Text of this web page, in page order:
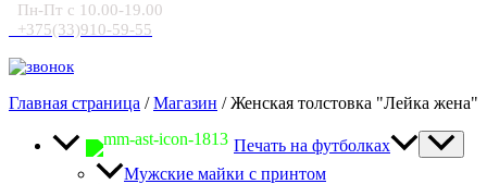
Пн-Пт с 10.00-19.00
+375(33)910-59-55
Главная страница /Магазин /Женская толстовка "Лейка жена"
Печать на футболках
Мужские майки с принтом